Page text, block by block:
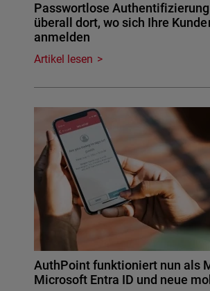
Passwortlose
überall dort, wo sich Ihre
anmelden
Artikel lesen
AuthPoint funktioniert nun als
Microsoft Entra ID und neue